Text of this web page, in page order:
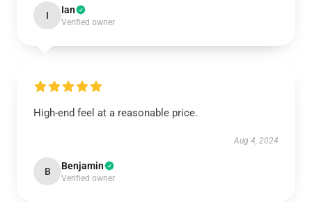
I Ian
Verified owner
High-end feel at a reasonable price.
Aug 4, 2024
B Benjamin
Verified owner